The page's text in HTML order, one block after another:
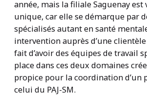
année, mais la filiale Saguenay
unique, car elle se démarque par
spécialisés autant en santé
intervention auprès d’une
fait d’avoir des équipes de travail
place dans ces deux domaines
propice pour la coordination d’un
celui du PAJ-SM.